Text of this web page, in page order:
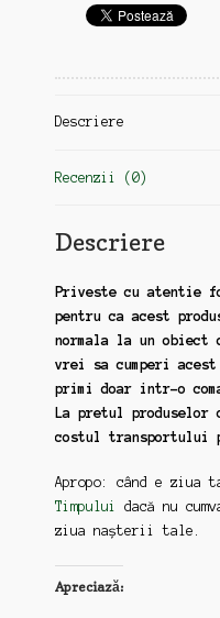
Descriere
Recenzii (0)
Descriere
Priveste cu atentie
pentru ca acest
normala la un obiect
vrei sa cumperi
primi doar intr-o
La pretul produselor
costul transportului
Apropo: când e ziua
Timpului
dacă nu
ziua nașterii tale.
Apreciază: